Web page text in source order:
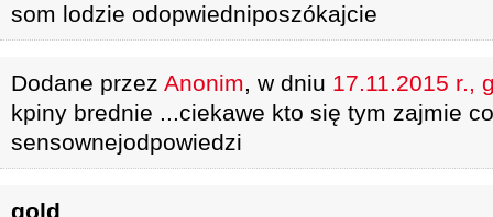
som lodzie odopwiedniposzókajcie
Dodane przez Anonim, w dniu 17.11.2015 r.,
kpiny brednie ...ciekawe kto się tym zajmie
sensownejodpowiedzi
gold